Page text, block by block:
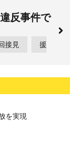
反事件で
接見
援
を実現